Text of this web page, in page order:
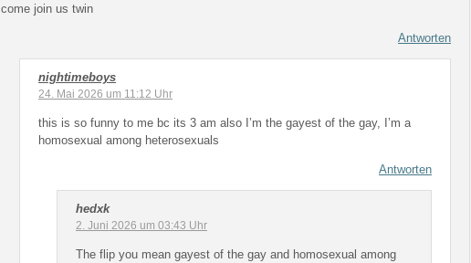
come join us twin
Antworten
nightimeboys
24. Mai 2026 um 11:12 Uhr
this is so funny to me bc its 3 am also I’m the gayest of the gay, I’m a
homosexual among heterosexuals
Antworten
hedxk
2. Juni 2026 um 03:43 Uhr
The flip you mean gayest of the gay and homosexual among